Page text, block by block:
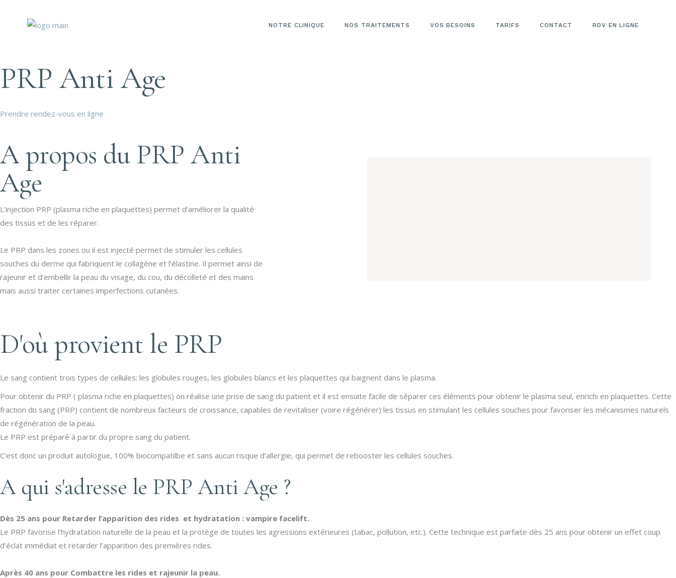
NOTRE CLINIQUE NOS TRAITEMENTS VOS BESOINS TARIFS CONTACT RDV EN LIGNE
PRP Anti Age
Prendre rendez-vous en ligne
A propos du PRP Anti
Age
L’injection PRP (plasma riche en plaquettes) permet d’améliorer la qualité
des tissus et de les réparer.
Le PRP dans les zones ou il est injecté permet de stimuler les cellules
souches du derme qui fabriquent le collagène et l’élastine. Il permet ainsi de
rajeunir et d’embellir la peau du visage, du cou, du décolleté et des mains
mais aussi traiter certaines imperfections cutanées.
D'où provient le PRP
Le sang contient trois types de cellules: les globules rouges, les globules blancs et les plaquettes qui baignent dans le plasma.
Pour obtenir du PRP ( plasma riche en plaquettes) on réalise une prise de sang du patient et il est ensuite facile de séparer ces éléments pour obtenir le plasma seul, enrichi en plaquettes. Cette
fraction du sang (PRP) contient de nombreux facteurs de croissance, capables de revitaliser (voire régénérer) les tissus en stimulant les cellules souches pour favoriser les mécanismes naturels
de régénération de la peau.
Le PRP est préparé à partir du propre sang du patient.
C’est donc un produit autologue, 100% biocompatilbe et sans aucun risque d’allergie, qui permet de rebooster les cellules souches.
A qui s'adresse le PRP Anti Age ?
Dès 25 ans pour Retarder l’apparition des rides et hydratation : vampire facelift.
Le PRP favorise l’hydratation naturelle de la peau et la protège de toutes les agressions extérieures (tabac, pollution, etc.). Cette technique est parfaite dès 25 ans pour obtenir un effet coup
d’éclat immédiat et retarder l’apparition des premières rides.
Après 40 ans pour Combattre les rides et rajeunir la peau.